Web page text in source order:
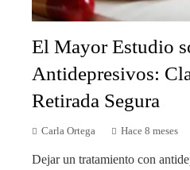
El Mayor Estudio
Antidepresivos:
Retirada Segura
Carla Ortega Hace 8 meses
Dejar un tratamiento con